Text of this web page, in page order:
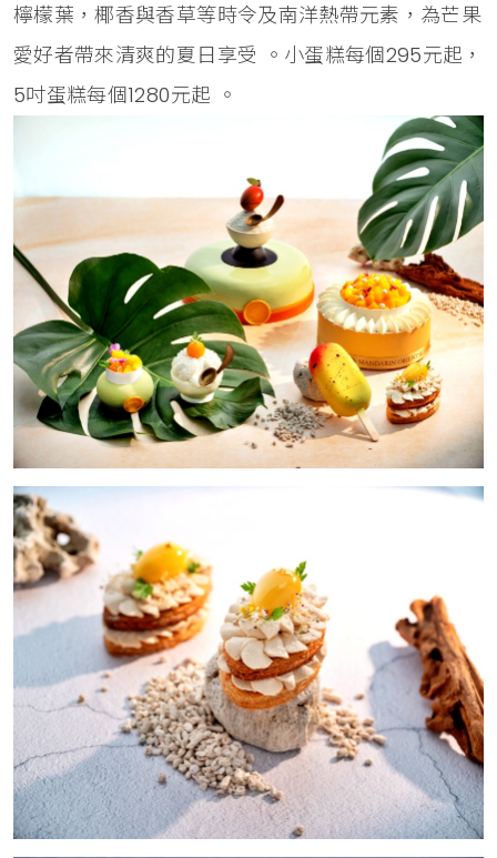
檸檬葉，椰香與香草等時令及南洋熱帶元素，為芒果
愛好者帶來清爽的夏日享受 。小蛋糕每個295元起，
5吋蛋糕每個1280元起 。